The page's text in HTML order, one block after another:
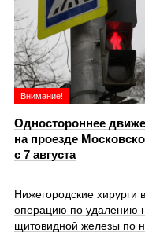
Внимание!
Одностороннее
на проезде
с 7 августа
Нижегородские хирурги
операцию по удалению
щитовидной железы по